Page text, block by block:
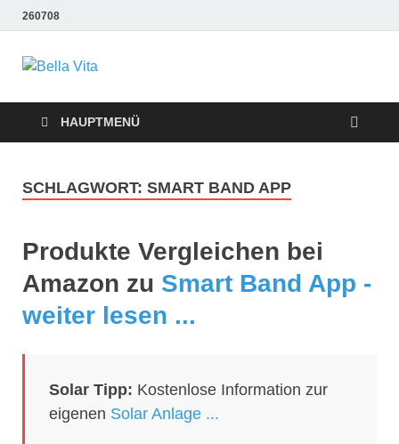
260708
Bella Vita
Wellness Fitness
Tipps
Tipps
HAUPTMENÜ
SCHLAGWORT: SMART BAND APP
Produkte Vergleichen bei
Amazon zu Smart Band App -
weiter lesen ...
Solar Tipp: Kostenlose Information zur
eigenen Solar Anlage ...